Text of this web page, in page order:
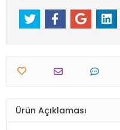
Ürün Açıklaması